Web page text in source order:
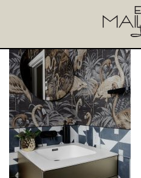
erik-maille-9-